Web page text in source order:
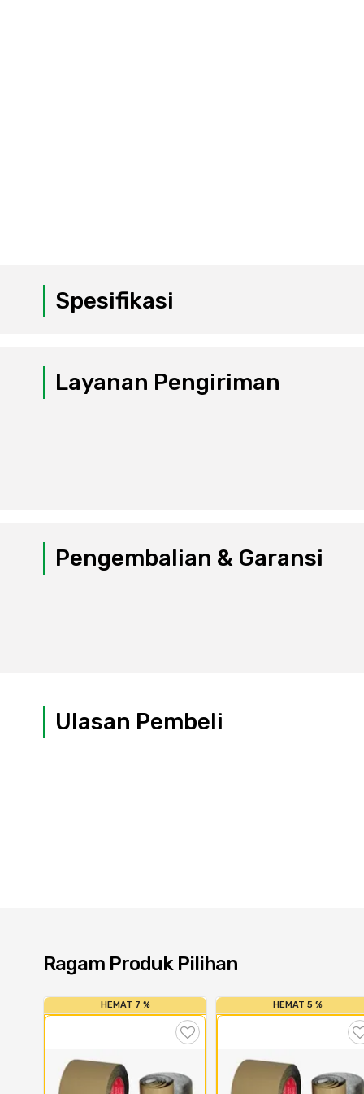
Spesifikasi
Layanan Pengiriman
Pengembalian & Garansi
Ulasan Pembeli
Ragam Produk Pilihan
HEMAT 7 % HEMAT 5 %